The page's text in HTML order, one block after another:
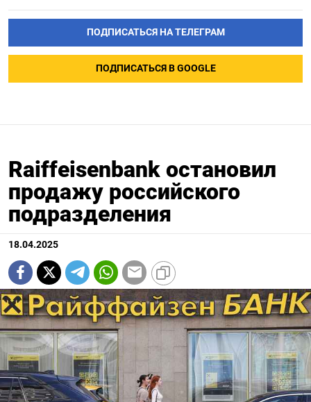
ПОДПИСАТЬСЯ НА ТЕЛЕГРАМ
ПОДПИСАТЬСЯ В GOOGLE
Raiffeisenbank остановил
продажу российского
подразделения
18.04.2025